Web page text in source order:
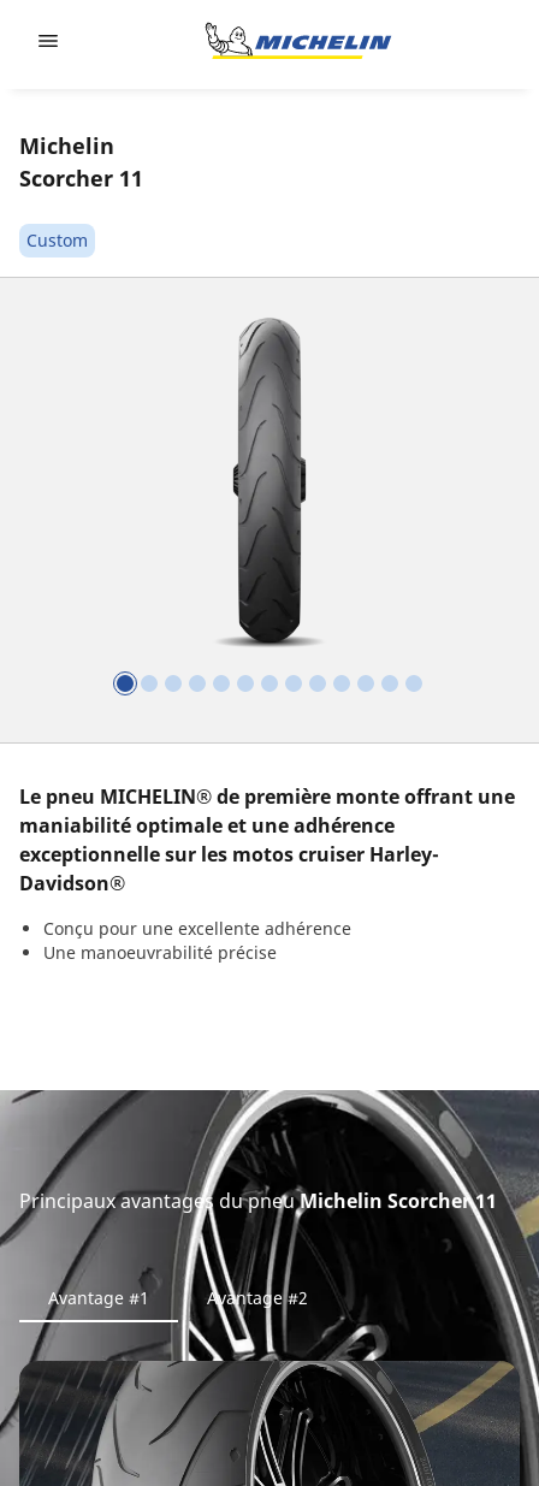
Michelin
Scorcher 11
Custom
Le pneu MICHELIN® de première monte offrant une
maniabilité optimale et une adhérence
exceptionnelle sur les motos cruiser Harley-
Davidson®
Conçu pour une excellente adhérence
Une manoeuvrabilité précise
Principaux avantages du pneuMichelin Scorcher 11
Avantage #1 Avantage #2